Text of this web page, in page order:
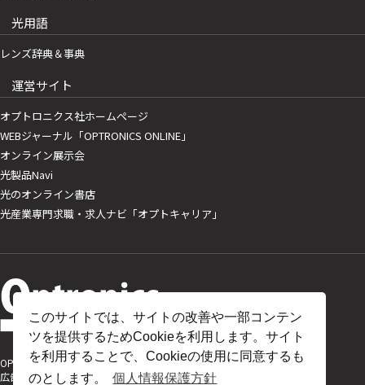
このサイトでは、サイトの改善や一部コンテン
ツを提供するためCookieを利用します。サイト
を利用することで、Cookieの使用に同意するも
のとします。
個人情報保護方針
光用語
レンズ辞典＆事典
運営サイト
オプトロニクス社ホームページ
WEBジャーナル「OPTRONICS ONLINE」
オンライン展示会
光製品Navi
光のオンライン書店
光産業専門求職・求人ナビ「オプトキャリア」
OPTRONICS ONLINE について
広告掲載について